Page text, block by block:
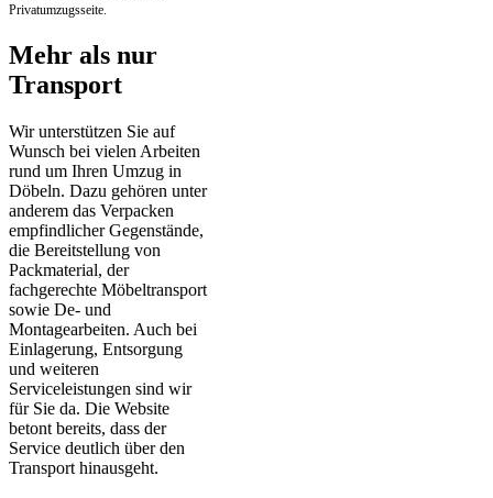
Privatumzugsseite.
Mehr als nur
Transport
Wir unterstützen Sie auf
Wunsch bei vielen Arbeiten
rund um Ihren Umzug in
Döbeln. Dazu gehören unter
anderem das Verpacken
empfindlicher Gegenstände,
die Bereitstellung von
Packmaterial, der
fachgerechte Möbeltransport
sowie De- und
Montagearbeiten. Auch bei
Einlagerung, Entsorgung
und weiteren
Serviceleistungen sind wir
für Sie da. Die Website
betont bereits, dass der
Service deutlich über den
Transport hinausgeht.